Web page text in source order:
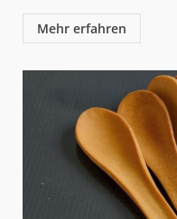
Mehr erfahren